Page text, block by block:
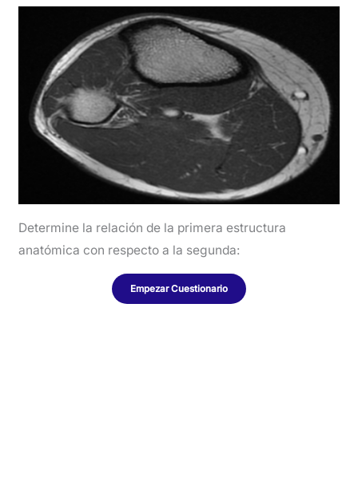
Determine la relación de la primera estructura
anatómica con respecto a la segunda: